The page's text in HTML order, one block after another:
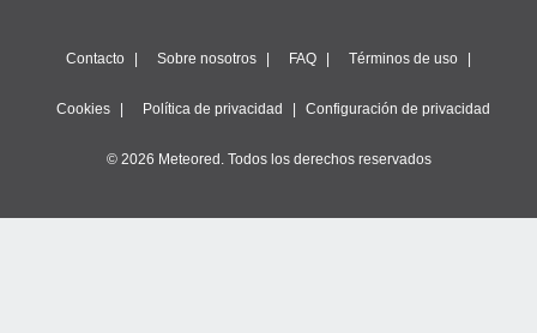
Contacto Sobre nosotros FAQ Términos de uso
Cookies Política de privacidad Configuración de privacidad
© 2026 Meteored. Todos los derechos reservados